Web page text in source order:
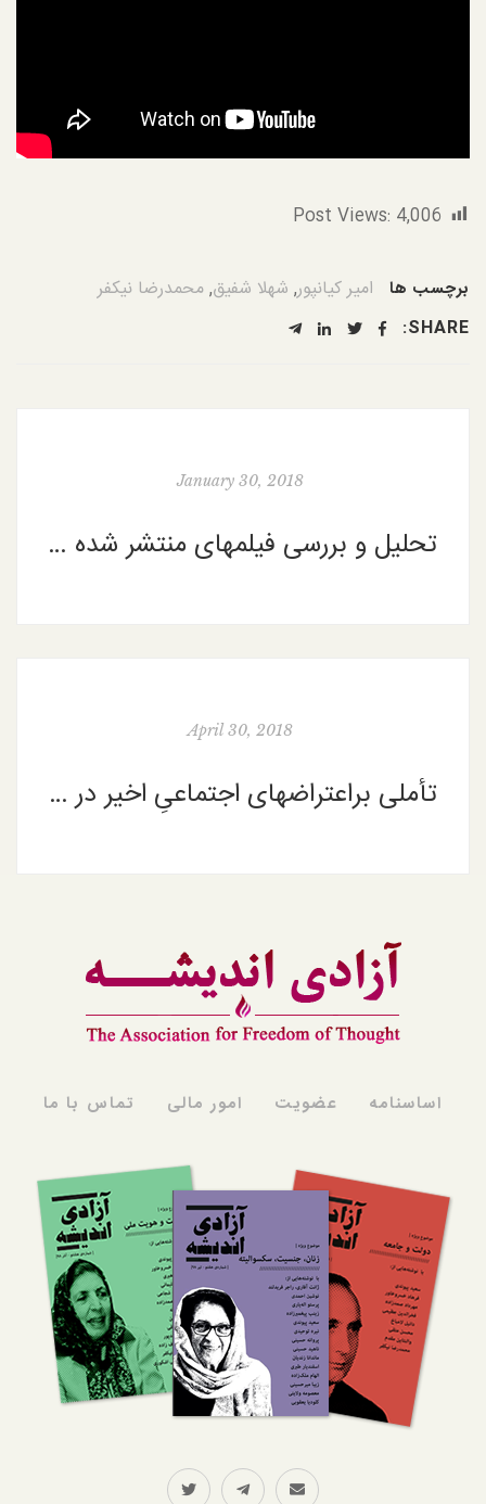
Post Views: 4,006
برچسب ها امیر کیانپور, شهلا شفیق,محمدرضا نیکفر
SHARE:
January 30, 2018
تحلیل و بررسی فیلمهای منتشر شده از اجلاس مجلس خبرگان رهبری
April 30, 2018
تأملی براعتراضهای اجتماعیِ اخیر در ایران
اساسنامه عضویت امور مالی تماس با ما